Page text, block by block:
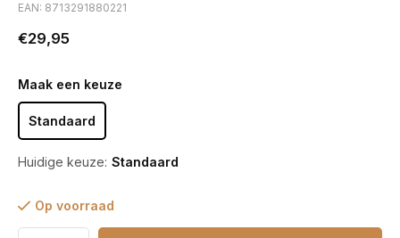
EAN: 8713291880221
€29,95
Maak een keuze
Standaard
Huidige keuze: Standaard
Op voorraad